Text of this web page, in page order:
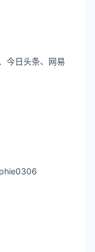
今日头条、网易